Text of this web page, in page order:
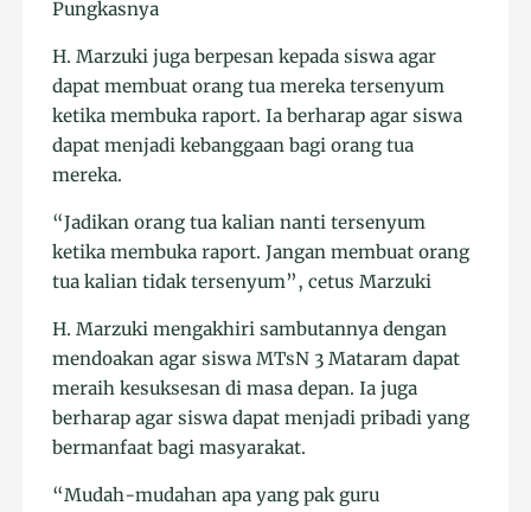
Pungkasnya
H. Marzuki juga berpesan kepada siswa agar
dapat membuat orang tua mereka tersenyum
ketika membuka raport. Ia berharap agar siswa
dapat menjadi kebanggaan bagi orang tua
mereka.
“Jadikan orang tua kalian nanti tersenyum
ketika membuka raport. Jangan membuat orang
tua kalian tidak tersenyum”, cetus Marzuki
H. Marzuki mengakhiri sambutannya dengan
mendoakan agar siswa MTsN 3 Mataram dapat
meraih kesuksesan di masa depan. Ia juga
berharap agar siswa dapat menjadi pribadi yang
bermanfaat bagi masyarakat.
“Mudah-mudahan apa yang pak guru